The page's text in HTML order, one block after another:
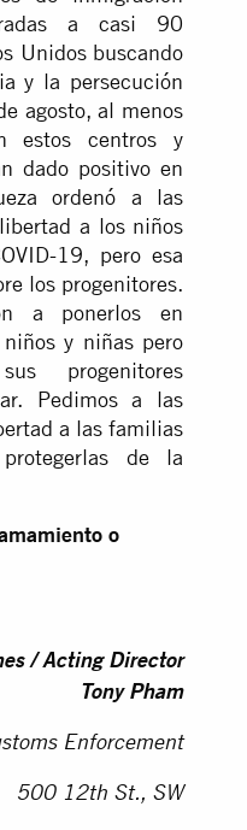
a casi 90
Unidos buscando
y la persecución
agosto, al menos
estos centros y
dado positivo en
ordenó a las
a los niños
19, pero esa
los progenitores.
a ponerlos en
y niñas pero
progenitores
Pedimos a las
a las familias
de la
o
/ Acting Director
Tony Pham
Enforcement
500 12th St., SW